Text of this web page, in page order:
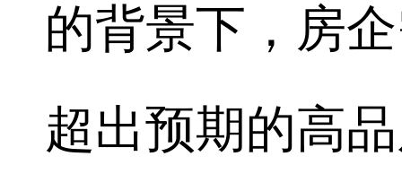
的背景下，房
超出预期的高